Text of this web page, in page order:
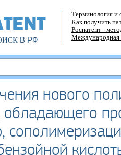
В РФ
Терминология и
Как получить
Роспатент -
Международная
нового
обладающего